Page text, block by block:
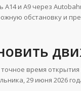
и A9 через
обстановку и
время открытия
29 июня 2026